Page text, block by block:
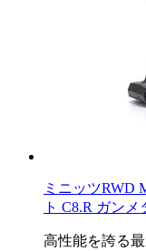
ミニッツRWD
ト C8.R ガン
高性能を誇る